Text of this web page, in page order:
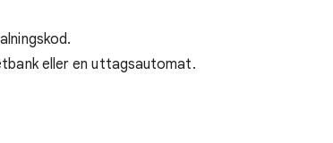
eller en uttagsautomat.